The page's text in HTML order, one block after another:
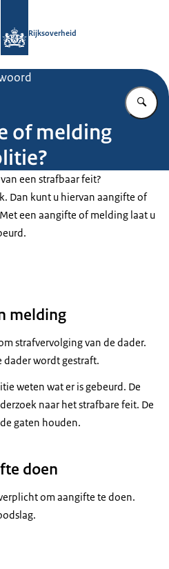
Rijksoverheid
of melding
een strafbaar feit?
Dan kunt u hiervan aangifte of
een aangifte of melding laat u
melding
strafvervolging van de dader.
dader wordt gestraft.
weten wat er is gebeurd. De
naar het strafbare feit. De
gaten houden.
doen
om aangifte te doen.